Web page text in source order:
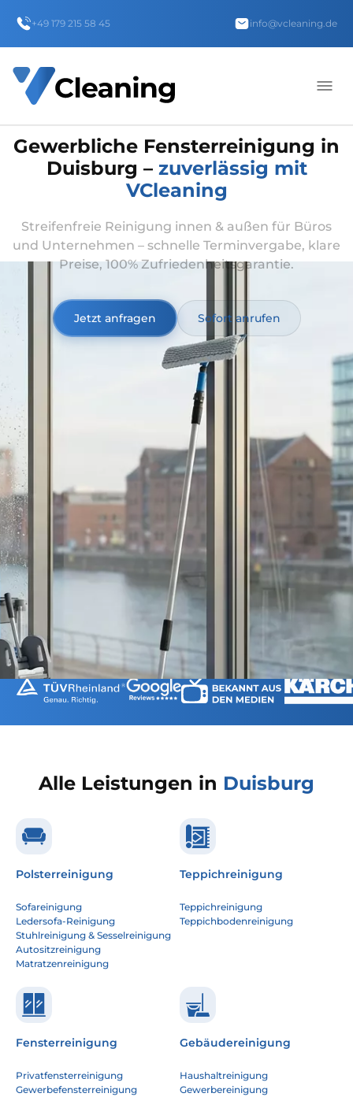
+49 179 215 58 45 info@vcleaning.de
Gewerbliche Fensterreinigung in
Duisburg – zuverlässig mit
VCleaning
Streifenfreie Reinigung innen & außen für Büros
und Unternehmen – schnelle Terminvergabe, klare
Preise, 100% Zufriedenheitsgarantie.
Jetzt anfragen Sofort anrufen
Alle Leistungen in Duisburg
Polsterreinigung
Sofareinigung
Ledersofa-Reinigung
Stuhlreinigung & Sesselreinigung
Autositzreinigung
Matratzenreinigung
Teppichreinigung
Teppichreinigung
Teppichbodenreinigung
Fensterreinigung
Privatfensterreinigung
Gewerbefensterreinigung
Gebäudereinigung
Haushaltreinigung
Gewerbereinigung